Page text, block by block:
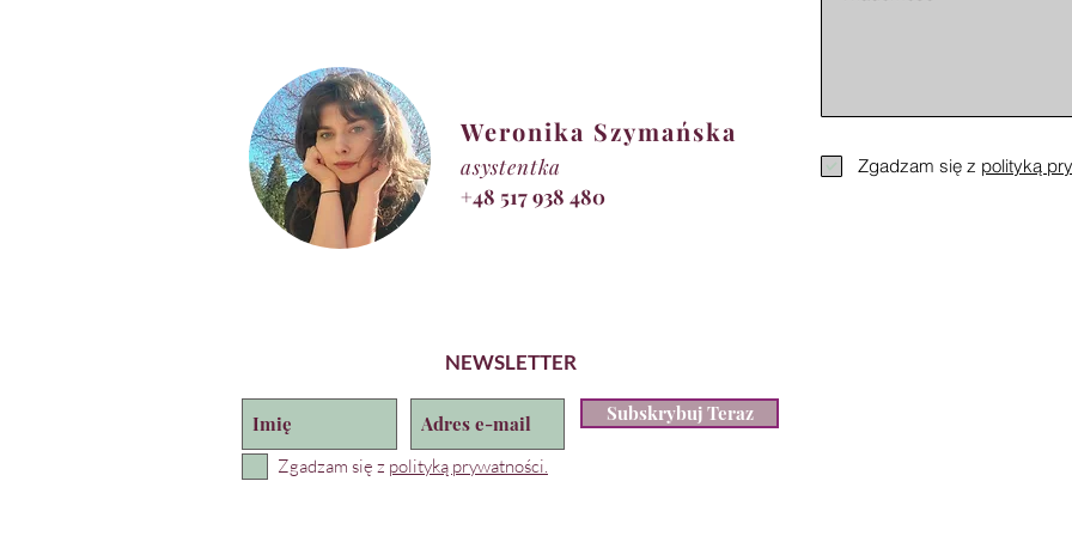
Zgadzam się z polityką
NEWSLETTER
Subskrybuj Teraz
Zgadzam się z polityką prywatności.
Weronika Szymańska
asystentka
+48 517 938 480